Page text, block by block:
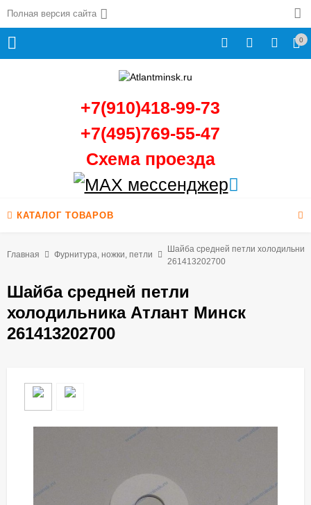
Полная версия сайта
0
+7(910)418-99-73
+7(495)769-55-47
Схема проезда
КАТАЛОГ ТОВАРОВ
Главная Фурнитура, ножки, петли
Шайба средней петли
261413202700
Шайба средней петли
холодильника Атлант Минск
261413202700